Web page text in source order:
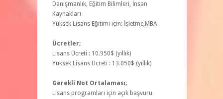
Danışmanlık, Eğitim Bilimleri, İnsan
Kaynakları
Yüksek Lisans Eğitimi için: İşletme,MBA
Ücretler;
Lisans Ücreti : 10.950$ (yıllık)
Yüksek Lisans Ücreti : 13.050$ (yıllık)
Gerekli Not Ortalaması;
Lisans programları için açık başvuru